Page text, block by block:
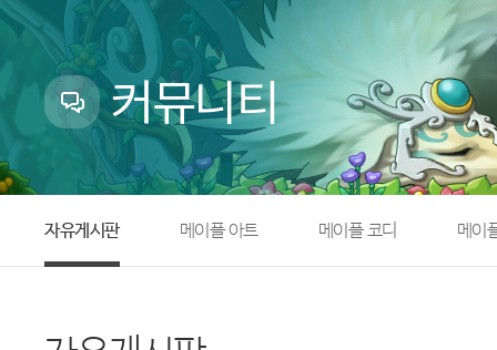
업데이트
이벤트
캐시샵 공지
메이플 알림판
with maple
추가정보
컨텐
커뮤니티
자유게시판 메이플 아트 메이플 코디 메이